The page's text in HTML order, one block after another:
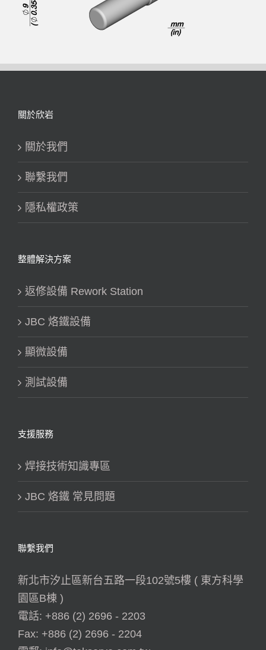
關於欣岩
關於我們
聯繫我們
隱私權政策
整體解決方案
返修設備 Rework Station
JBC 烙鐵設備
顯微設備
測試設備
支援服務
焊接技術知識專區
JBC 烙鐵 常見問題
聯繫我們
新北市汐止區新台五路一段102號5樓 ( 東方科學
園區B棟 )
電話: +886 (2) 2696 - 2203
Fax: +886 (2) 2696 - 2204